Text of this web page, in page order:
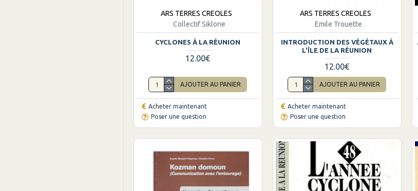
ARS TERRES CREOLES
Collectif Siklone
CYCLONES À LA RÉUNION
12.00€
AJOUTER AU PANIER
Acheter maintenant
Poser une question
ARS TERRES CREOLES
Emile Trouette
INTRODUCTION DES VÉGÉTAUX À
L'ÎLE DE LA RÉUNION
12.00€
AJOUTER AU PANIER
Acheter maintenant
Poser une question